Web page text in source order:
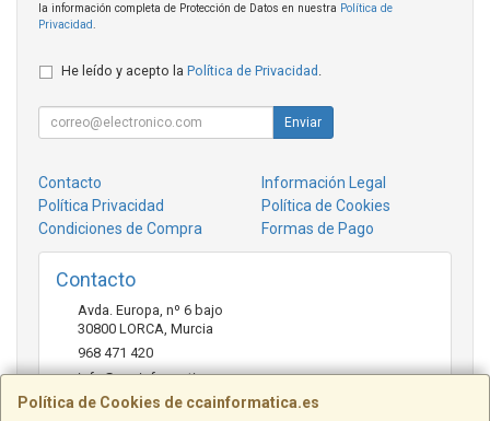
Política de Cookies de ccainformatica.es
la información completa de Protección de Datos en nuestra Política de
Privacidad
He leído y acepto la Política de Privacidad
Enviar
Contacto
Información Legal
Política Privacidad
Política de Cookies
Condiciones de Compra
Formas de Pago
Contacto
Avda. Europa, nº 6 bajo
30800 LORCA Murcia
968 471 420
info@ccainformatica.es